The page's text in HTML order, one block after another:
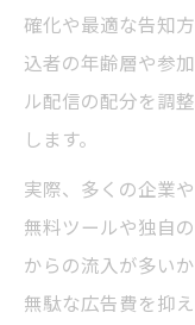
確化や最適な告知
込者の年齢層や参
ル配信の配分を調
します。
実際、多くの企業
無料ツールや独自
からの流入が多い
無駄な広告費を抑